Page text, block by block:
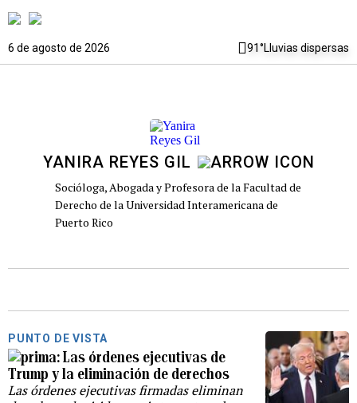
6 de agosto de 2026 91°Lluvias dispersas
YANIRA REYES GIL
Socióloga, Abogada y Profesora de la Facultad de
Derecho de la Universidad Interamericana de
Puerto Rico
PUNTO DE VISTA
Las órdenes ejecutivas de
Trump y la eliminación de derechos
Las órdenes ejecutivas firmadas eliminan